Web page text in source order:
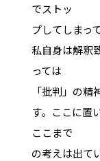
でストッ
プしてしまっ
私自身は解釈
っては
「批判」の
す。ここに置
ここまで
の考えは出て